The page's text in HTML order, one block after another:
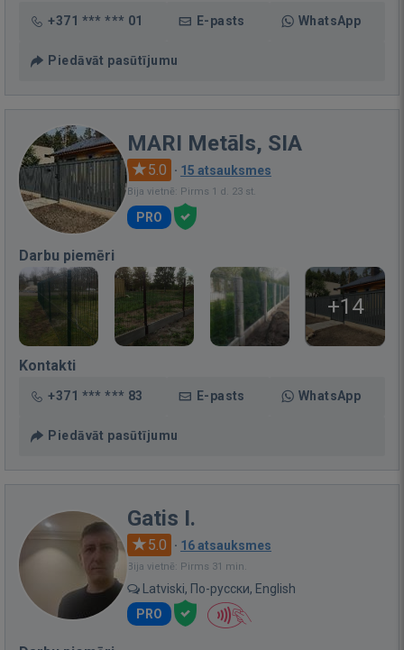
+371 *** *** 01 E-pasts WhatsApp
Piedāvāt pasūtījumu
MARI Metāls, SIA
5.0 · 15 atsauksmes
Bija vietnē: Pirms 1 d. 23 st.
PRO
Darbu piemēri
+14
Kontakti
+371 *** *** 83 E-pasts WhatsApp
Piedāvāt pasūtījumu
Gatis I.
5.0 · 16 atsauksmes
Bija vietnē: Pirms 31 min.
Latviski, По-русски, English
PRO